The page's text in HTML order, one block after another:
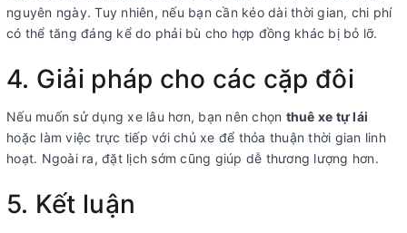
nguyên ngày. Tuy nhiên, nếu bạn cần kéo dài thời gian, chi phí
có thể tăng đáng kể do phải bù cho hợp đồng khác bị bỏ lỡ.
4. Giải pháp cho các cặp đôi
Nếu muốn sử dụng xe lâu hơn, bạn nên chọn thuê xe tự lái
hoặc làm việc trực tiếp với chủ xe để thỏa thuận thời gian linh
hoạt. Ngoài ra, đặt lịch sớm cũng giúp dễ thương lượng hơn.
5. Kết luận